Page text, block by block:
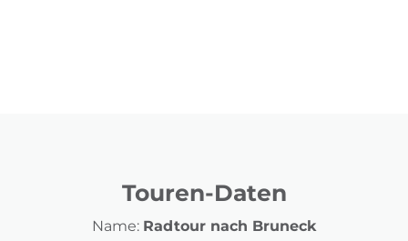
Touren-Daten
Name: Radtour nach Bruneck